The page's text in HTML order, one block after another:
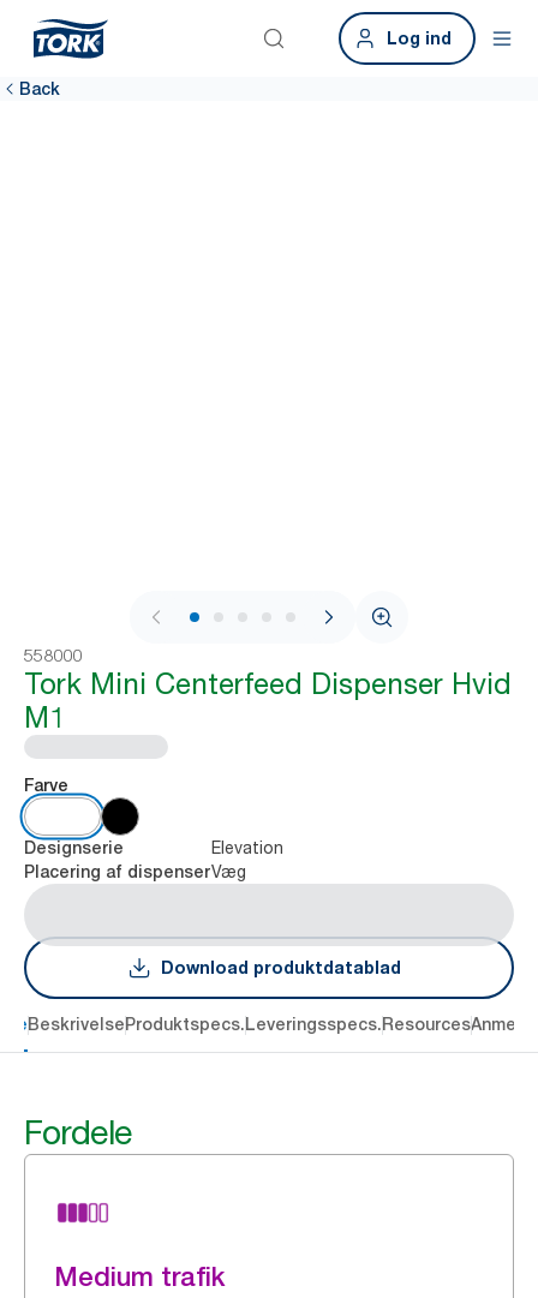
Log ind
Back
1 / 9
558000
Tork Mini Centerfeed Dispenser Hvid
M1
Farve
Designserie Elevation
Placering af dispenserVæg
Download produktdatablad
BeskrivelseProduktspecs.Leveringsspecs.Resources
Fordele
Medium trafik